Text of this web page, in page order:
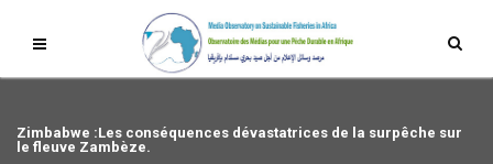
Zimbabwe :Les conséquences dévastatrices de la surpêche sur
le fleuve Zambèze.